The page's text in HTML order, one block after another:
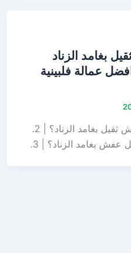
بغامد الزناد
للايجار 000000 افضل عمالة فلبينية
1. لماذا شركة نقل عفش ثقيل بغامد الزناد؟ | 2.
بغامد الزناد؟ | 3.